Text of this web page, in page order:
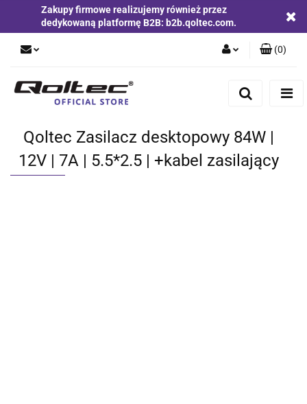
Zakupy firmowe realizujemy również przez
dedykowaną platformę B2B: b2b.qoltec.com.
Zgody cookies
(0)
Qoltec Zasilacz desktopowy 84W |
12V | 7A | 5.5*2.5 | +kabel zasilający